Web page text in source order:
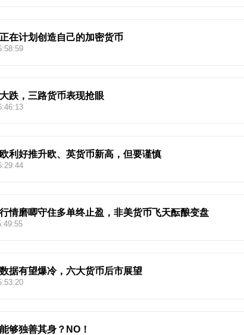
在计划创造自己的加密货币
跌，三路货币表现抢眼
利好推升欧、英货币新高，但要谨慎
情磨唧守住多单终止盈，非美货币飞天酝酿变盘
据有望爆冷，六大货币后市展望
够独善其身？NO！